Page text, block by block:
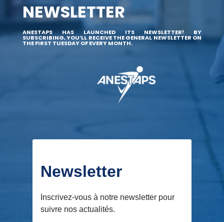
NEWSLETTER
ANESTAPS HAS LAUNCHED ITS NEWSLETTER! BY
SUBSCRIBING, YOU’LL RECEIVE THE GENERAL NEWSLETTER ON
THE FIRST TUESDAY OF EVERY MONTH.